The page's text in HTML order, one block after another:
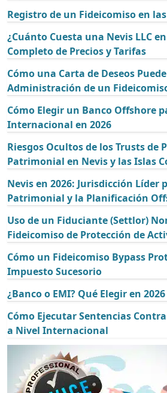
Registro de un Fideicomiso en
¿Cuánto Cuesta una Nevis LLC
Completo de Precios y Tarifas
Cómo una Carta de Deseos
Administración de un
Cómo Elegir un Banco Offshore
Internacional en 2026
Riesgos Ocultos de los Trusts de
Patrimonial en Nevis y las Islas
Nevis en 2026: Jurisdicción Líder
Patrimonial y la Planificación
Uso de un Fiduciante (Settlor)
Fideicomiso de Protección de
Cómo un Fideicomiso Bypass
Impuesto Sucesorio
¿Banco o EMI? Qué Elegir en 2026
Cómo Ejecutar Sentencias
a Nivel Internacional